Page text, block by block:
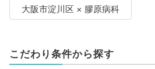
大阪市淀川区 × 膠原病科
こだわり条件から探す